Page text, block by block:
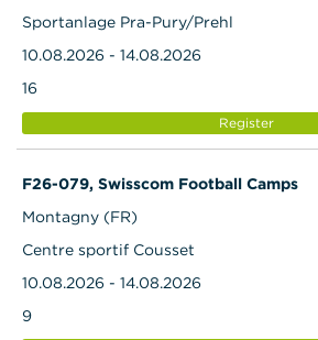
Sportanlage Pra-Pury/Prehl
10.08.2026 - 14.08.2026
16
Register
F26-079, Swisscom Football Camps
Montagny (FR)
Centre sportif Cousset
10.08.2026 - 14.08.2026
9